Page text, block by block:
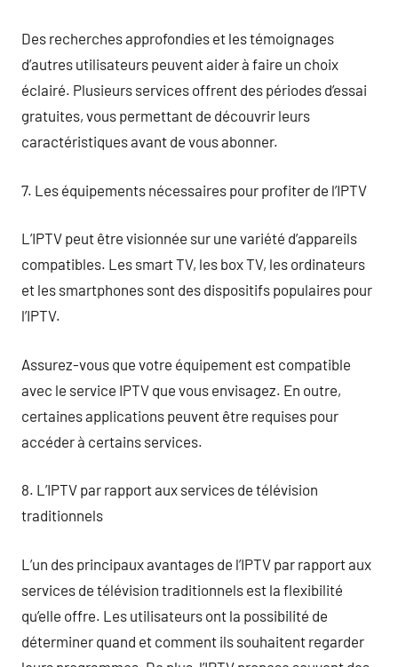
Des recherches approfondies et les témoignages
d’autres utilisateurs peuvent aider à faire un choix
éclairé. Plusieurs services offrent des périodes d’essai
gratuites, vous permettant de découvrir leurs
caractéristiques avant de vous abonner.
7. Les équipements nécessaires pour profiter de l’IPTV
L’IPTV peut être visionnée sur une variété d’appareils
compatibles. Les smart TV, les box TV, les ordinateurs
et les smartphones sont des dispositifs populaires pour
l’IPTV.
Assurez-vous que votre équipement est compatible
avec le service IPTV que vous envisagez. En outre,
certaines applications peuvent être requises pour
accéder à certains services.
8. L’IPTV par rapport aux services de télévision
traditionnels
L’un des principaux avantages de l’IPTV par rapport aux
services de télévision traditionnels est la flexibilité
qu’elle offre. Les utilisateurs ont la possibilité de
déterminer quand et comment ils souhaitent regarder